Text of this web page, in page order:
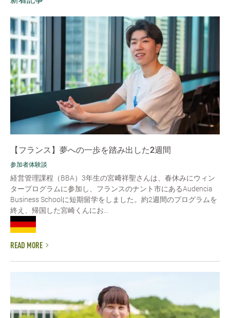
【フランス】夢への一歩を踏み出した2週間
参加者体験談
経営管理課程（BBA）3年生の宮﨑祥聖さんは、春休みにウィン
タープログラムに参加し、フランスのナント市にあるAudencia
Business Schoolに短期留学をしました。約2週間のプログラムを
終え、帰国した宮崎くんにお...
READ MORE